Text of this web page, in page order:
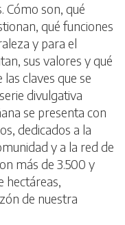
Cómo son, qué
qué funciones
y para el
sus valores y qué
claves que se
divulgativa
se presenta con
dedicados a la
y a la red de
más de 3.500 y
hectáreas,
de nuestra